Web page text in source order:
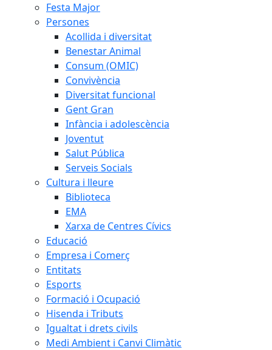
Festa Major
Persones
Acollida i diversitat
Benestar Animal
Consum (OMIC)
Convivència
Diversitat funcional
Gent Gran
Infància i adolescència
Joventut
Salut Pública
Serveis Socials
Cultura i lleure
Biblioteca
EMA
Xarxa de Centres Cívics
Educació
Empresa i Comerç
Entitats
Esports
Formació i Ocupació
Hisenda i Tributs
Igualtat i drets civils
Medi Ambient i Canvi Climàtic